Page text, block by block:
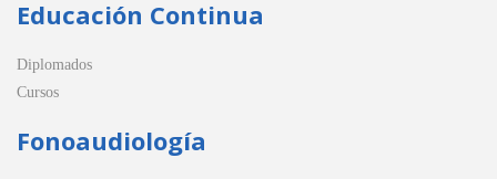
Educación Continua
Diplomados
Cursos
Fonoaudiología